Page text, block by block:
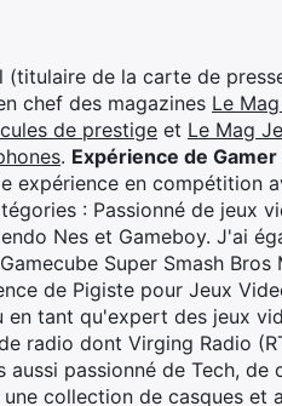
(titulaire de la carte de
chef des magazines Le
de prestige et Le Mag
. Expérience de
expérience en compétition
: Passionné de jeux
Nes et Gameboy. J'ai
Super Smash Bros
de Pigiste pour Jeux
en tant qu'expert des jeux
radio dont Virging Radio
aussi passionné de Tech,
collection de casques et